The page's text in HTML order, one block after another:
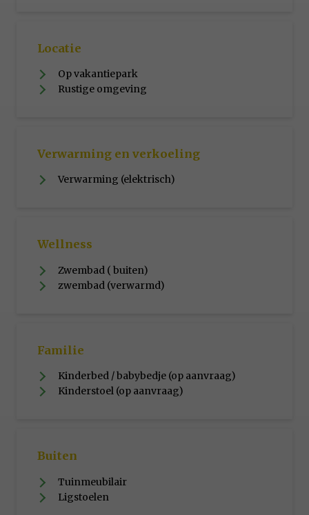
Locatie
Op vakantiepark
Rustige omgeving
Verwarming en verkoeling
Verwarming (elektrisch)
Wellness
Zwembad ( buiten)
zwembad (verwarmd)
Familie
Kinderbed / babybedje (op aanvraag)
Kinderstoel (op aanvraag)
Buiten
Tuinmeubilair
Ligstoelen